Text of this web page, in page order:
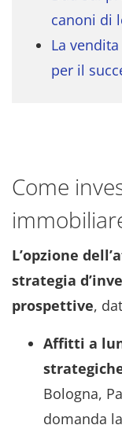
canoni di
La
per il
Come
L’opzione
strategia
prospettive,
Affitti a
Bologna,
domanda